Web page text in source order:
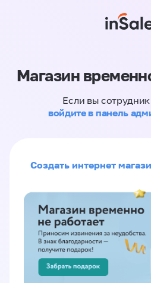
Магазин
Если вы
войдите в панель
Создать интернет